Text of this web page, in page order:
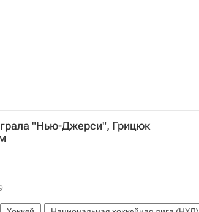
"Нью-Джерси", Грицюк